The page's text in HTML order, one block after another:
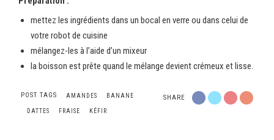
mettez les ingrédients dans un bocal en verre ou dans celui de
votre robot de cuisine
mélangez-les à l’aide d’un mixeur
la boisson est prête quand le mélange devient crémeux et lisse.
SHARE
POST TAGS AMANDES BANANE
DATTES FRAISE KÉFIR